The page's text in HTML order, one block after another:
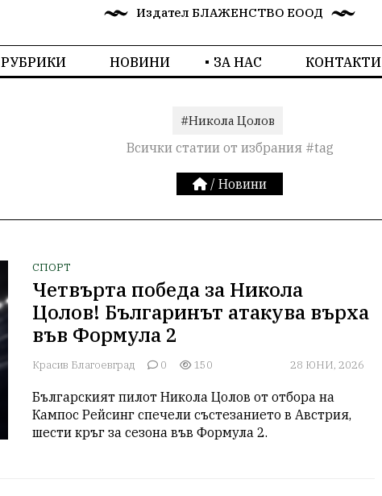
Издател БЛАЖЕНСТВО ЕООД
РУБРИКИ НОВИНИ ЗА НАС КОНТАКТИ
#Никола Цолов
Всички статии от избрания #tag
/ Новини
СПОРТ
Четвърта победа за Никола
Цолов! Българинът атакува върха
във Формула 2
Красив Благоевград 0 150 28 ЮНИ, 2026
Българският пилот Никола Цолов от отбора на
Кампос Рейсинг спечели състезанието в Австрия,
шести кръг за сезона във Формула 2.